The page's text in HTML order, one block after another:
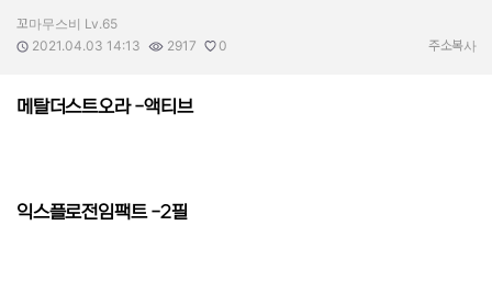
작성자:
꼬마무스비 Lv.65
작성일:
2021.04.03 14:13
조회수:
2917
추천수:
0 주소복사
메탈더스트오라 -액티브
익스플로전임팩트 -2필